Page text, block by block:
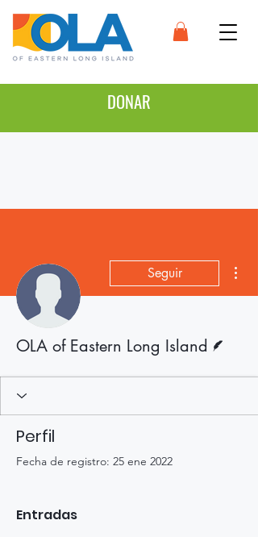
DONAR
Seguir
OLA of Eastern Long Island
Perfil
Fecha de registro: 25 ene 2022
Entradas